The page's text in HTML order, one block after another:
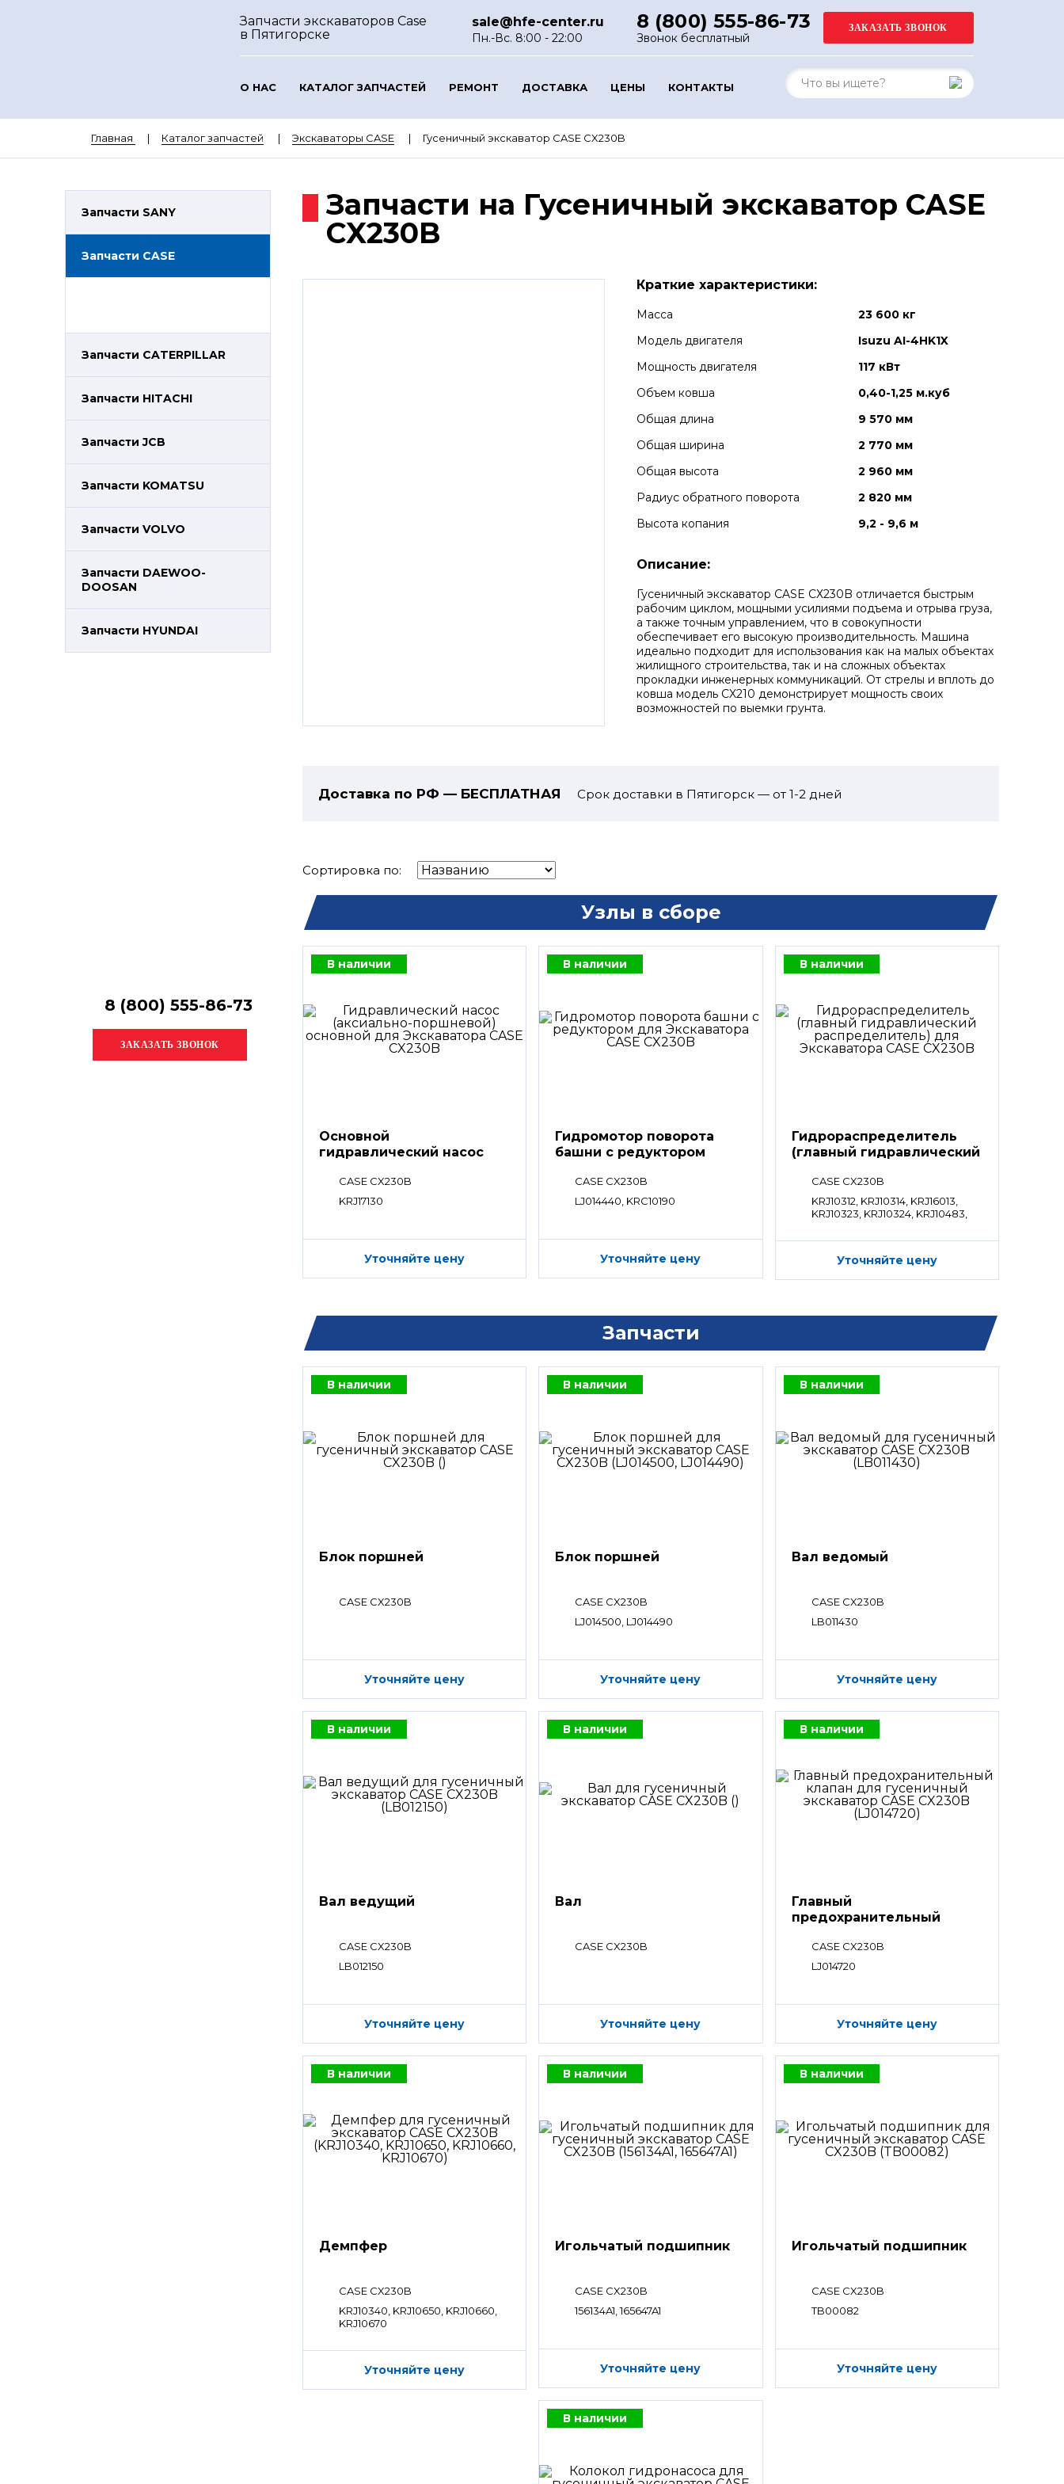
Запчасти экскаваторов Case
в Пятигорске
sale@hfe-center.ru
Пн.-Вс. 8:00 - 22:00
8 (800) 555-86-73
Звонок бесплатный
О НАС КАТАЛОГ ЗАПЧАСТЕЙ РЕМОНТ ДОСТАВКА ЦЕНЫ КОНТАКТЫ
Главная Каталог запчастей Экскаваторы CASE Гусеничный экскаватор CASE CX230B
Запчасти SANY
Запчасти CASE
Запчасти CATERPILLAR
Запчасти HITACHI
Запчасти JCB
Запчасти KOMATSU
Запчасти VOLVO
Запчасти DAEWOO-
DOOSAN
Запчасти HYUNDAI
8 (800) 555-86-73
Запчасти на Гусеничный экскаватор CASE
CX230B
Краткие характеристики:
Масса
23 600 кг
Модель двигателя
Isuzu AI-4HK1X
Мощность двигателя
117 кВт
Объем ковша
0,40-1,25 м.куб
Общая длина
9 570 мм
Общая ширина
2 770 мм
Общая высота
2 960 мм
Радиус обратного поворота
2 820 мм
Высота копания
9,2 - 9,6 м
Описание:
Гусеничный экскаватор CASE СХ230B отличается быстрым
рабочим циклом, мощными усилиями подъема и отрыва груза,
а также точным управлением, что в совокупности
обеспечивает его высокую производительность. Машина
идеально подходит для использования как на малых объектах
жилищного строительства, так и на сложных объектах
прокладки инженерных коммуникаций. От стрелы и вплоть до
ковша модель CX210 демонстрирует мощность своих
возможностей по выемки грунта.
Доставка по РФ — БЕСПЛАТНАЯ Срок доставки в Пятигорск — от 1-2 дней
Сортировка по:
Узлы в сборе
В наличии
Основной
гидравлический насос
CASE CX230B
KRJ17130
Уточняйте цену
В наличии
Гидромотор поворота
башни с редуктором
CASE CX230B
LJ014440, KRC10190
Уточняйте цену
В наличии
Гидрораспределитель
(главный гидравлический
CASE CX230B
KRJ10312, KRJ10314, KRJ16013,
KRJ10323, KRJ10324, KRJ10483,
Уточняйте цену
Запчасти
В наличии
Блок поршней
CASE CX230B
Уточняйте цену
В наличии
Блок поршней
CASE CX230B
LJ014500, LJ014490
Уточняйте цену
В наличии
Вал ведомый
CASE CX230B
LB011430
Уточняйте цену
В наличии
Вал ведущий
CASE CX230B
LB012150
Уточняйте цену
В наличии
Вал
CASE CX230B
Уточняйте цену
В наличии
Главный
предохранительный
CASE CX230B
LJ014720
Уточняйте цену
В наличии
Демпфер
CASE CX230B
KRJ10340, KRJ10650, KRJ10660,
KRJ10670
Уточняйте цену
В наличии
Игольчатый подшипник
CASE CX230B
156134A1, 165647A1
Уточняйте цену
В наличии
Игольчатый подшипник
CASE CX230B
TB00082
Уточняйте цену
В наличии